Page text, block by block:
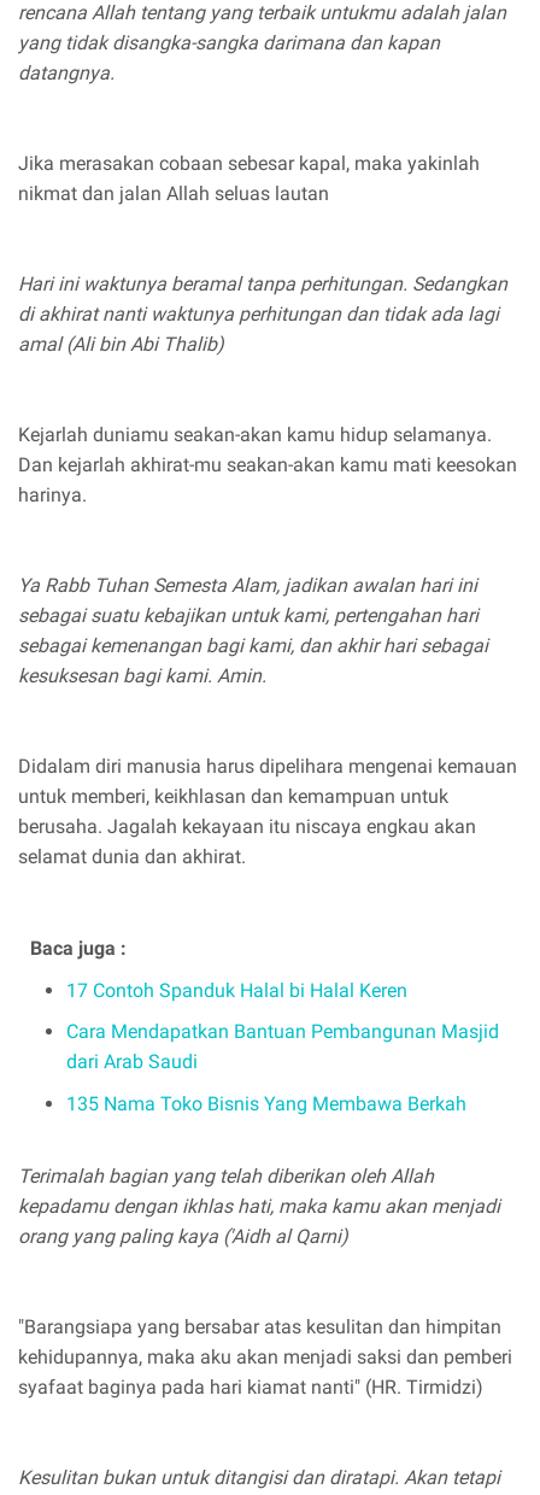
rencana Allah tentang yang terbaik untukmu adalah jalan
yang tidak disangka-sangka darimana dan kapan
datangnya.
Jika merasakan cobaan sebesar kapal, maka yakinlah
nikmat dan jalan Allah seluas lautan
Hari ini waktunya beramal tanpa perhitungan. Sedangkan
di akhirat nanti waktunya perhitungan dan tidak ada lagi
amal (Ali bin Abi Thalib)
Kejarlah duniamu seakan-akan kamu hidup selamanya.
Dan kejarlah akhirat-mu seakan-akan kamu mati keesokan
harinya.
Ya Rabb Tuhan Semesta Alam, jadikan awalan hari ini
sebagai suatu kebajikan untuk kami, pertengahan hari
sebagai kemenangan bagi kami, dan akhir hari sebagai
kesuksesan bagi kami. Amin.
Didalam diri manusia harus dipelihara mengenai kemauan
untuk memberi, keikhlasan dan kemampuan untuk
berusaha. Jagalah kekayaan itu niscaya engkau akan
selamat dunia dan akhirat.
Baca juga :
17 Contoh Spanduk Halal bi Halal Keren
Cara Mendapatkan Bantuan Pembangunan Masjid
dari Arab Saudi
135 Nama Toko Bisnis Yang Membawa Berkah
Terimalah bagian yang telah diberikan oleh Allah
kepadamu dengan ikhlas hati, maka kamu akan menjadi
orang yang paling kaya ('Aidh al Qarni)
"Barangsiapa yang bersabar atas kesulitan dan himpitan
kehidupannya, maka aku akan menjadi saksi dan pemberi
syafaat baginya pada hari kiamat nanti" (HR. Tirmidzi)
Kesulitan bukan untuk ditangisi dan diratapi. Akan tetapi